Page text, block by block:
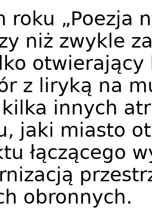
roku „Poezja
niż zwykle
otwierający
z liryką na
innych
jaki miasto
łączącego
obronnych.